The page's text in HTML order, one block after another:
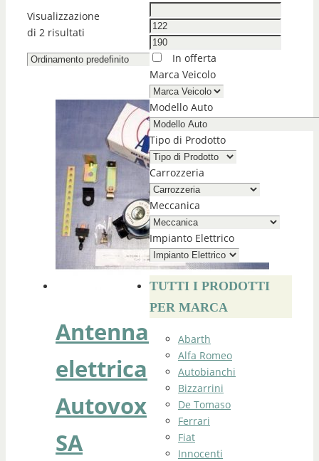
Visualizzazione
di 2 risultati
Antenna
elettrica
Autovox
SA
In offerta
Marca Veicolo
Modello Auto
Tipo di Prodotto
Carrozzeria
Meccanica
Impianto Elettrico
TUTTI I PRODOTTI
PER MARCA
Abarth
Alfa Romeo
Autobianchi
Bizzarrini
De Tomaso
Ferrari
Fiat
Innocenti